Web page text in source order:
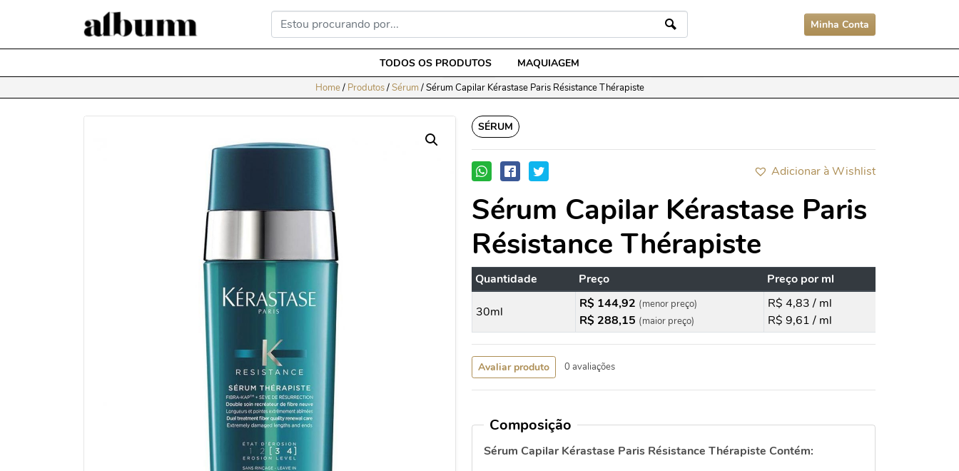
Minha Conta
TODOS OS PRODUTOS MAQUIAGEM
Home/ Produtos/Sérum /Sérum Capilar Kérastase Paris Résistance Thérapiste
SÉRUM
Adicionar à Wishlist
Sérum Capilar Kérastase Paris
Résistance Thérapiste
Quantidade Preço Preço por ml
30ml
R$ 144,92 (menor preço)
R$ 288,15 (maior preço)
R$ 4,83 / ml
R$ 9,61 / ml
Avaliar produto 0 avaliações
Composição
Sérum Capilar Kérastase Paris Résistance Thérapiste Contém: